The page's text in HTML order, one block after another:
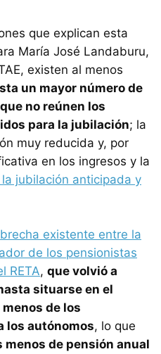
que explican esta
María José Landaburu,
existen al menos
un mayor número de
no reúnen los
para la jubilación; la
muy reducida y, por
en los ingresos y la
jubilación anticipada y
brecha existente entre la
de los pensionistas
RETA, que volvió a
situarse en el
de los
los autónomos, lo que
menos de pensión anual